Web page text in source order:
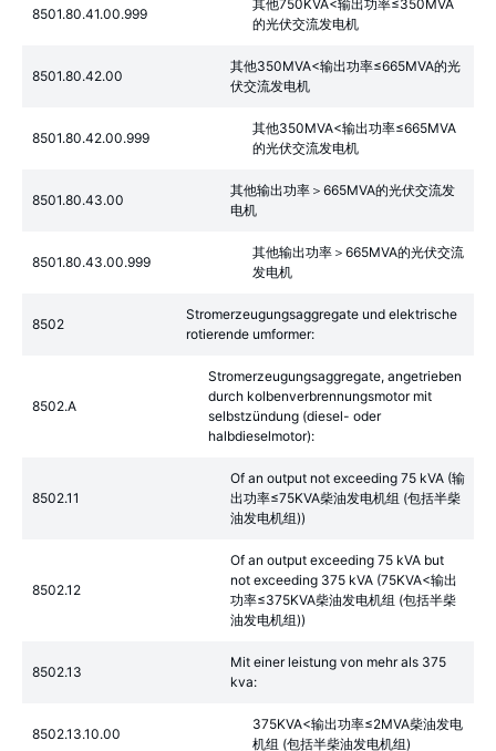
8501.80.41.00.999
其他750KVA<输出功率≤350MVA
的光伏交流发电机
8501.80.42.00
其他350MVA<输出功率≤665MVA的光
伏交流发电机
8501.80.42.00.999
其他350MVA<输出功率≤665MVA
的光伏交流发电机
8501.80.43.00
其他输出功率＞665MVA的光伏交流发
电机
8501.80.43.00.999
其他输出功率＞665MVA的光伏交流
发电机
8502
Stromerzeugungsaggregate und elektrische
rotierende umformer:
8502.A
Stromerzeugungsaggregate, angetrieben
durch kolbenverbrennungsmotor mit
selbstzündung (diesel- oder
halbdieselmotor):
8502.11
Of an output not exceeding 75 kVA (输
出功率≤75KVA柴油发电机组 (包括半柴
油发电机组))
8502.12
Of an output exceeding 75 kVA but
not exceeding 375 kVA (75KVA<输出
功率≤375KVA柴油发电机组 (包括半柴
油发电机组))
8502.13
Mit einer leistung von mehr als 375
kva:
8502.13.10.00
375KVA<输出功率≤2MVA柴油发电
机组 (包括半柴油发电机组)